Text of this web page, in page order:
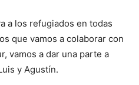
a los refugiados en todas
que vamos a colaborar con
vamos a dar una parte a
y Agustín.